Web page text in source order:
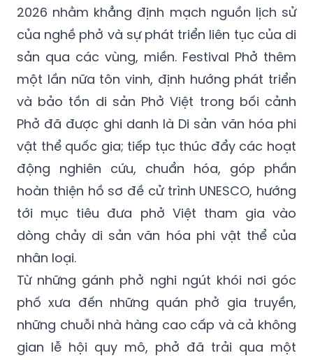
2026 nhằm khẳng định mạch nguồn lịch sử
của nghề phở và sự phát triển liên tục của di
sản qua các vùng, miền. Festival Phở thêm
một lần nữa tôn vinh, định hướng phát triển
và bảo tồn di sản Phở Việt trong bối cảnh
Phở đã được ghi danh là Di sản văn hóa phi
vật thể quốc gia; tiếp tục thúc đẩy các hoạt
động nghiên cứu, chuẩn hóa, góp phần
hoàn thiện hồ sơ đề cử trình UNESCO, hướng
tới mục tiêu đưa phở Việt tham gia vào
dòng chảy di sản văn hóa phi vật thể của
nhân loại.
Từ những gánh phở nghi ngút khói nơi góc
phố xưa đến những quán phở gia truyền,
những chuỗi nhà hàng cao cấp và cả không
gian lễ hội quy mô, phở đã trải qua một